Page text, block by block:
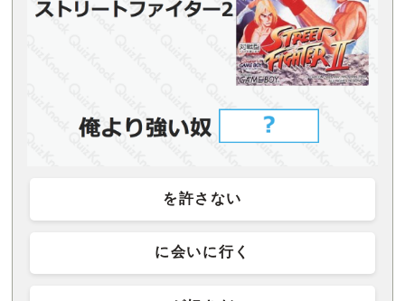
を許さない
に会いに行く